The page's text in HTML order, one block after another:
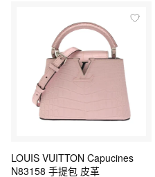
LOUIS VUITTON Capucines
N83158 手提包 皮革